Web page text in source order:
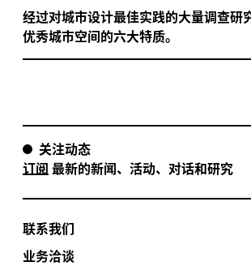
经过对城市设计最佳实践的大量调查研
优秀城市空间的六大特质。
关注动态
订阅 最新的新闻、活动、对话和研究
联系我们
业务洽谈